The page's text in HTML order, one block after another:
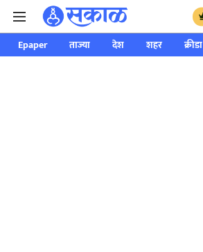
Epaper ताज्या देश शहर क्रीडा